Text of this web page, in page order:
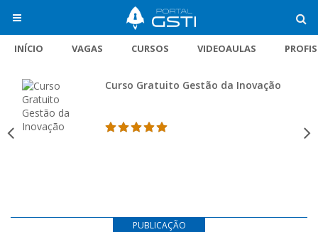
INÍCIO VAGAS CURSOS VIDEOAULAS
Curso Gratuito Gestão da Inovação
PUBLICAÇÃO